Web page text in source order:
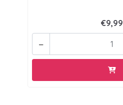
€9,99
-